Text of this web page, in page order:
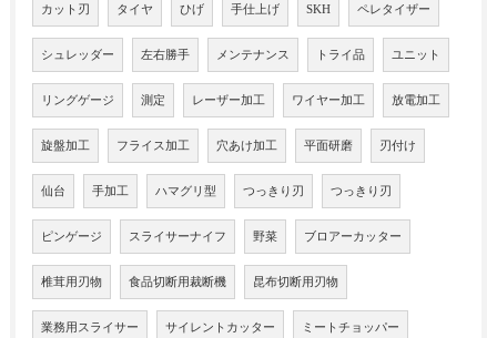
カット刃 タイヤ ひげ 手仕上げ SKH ペレタイザー
シュレッダー 左右勝手 メンテナンス トライ品 ユニット
リングゲージ 測定 レーザー加工 ワイヤー加工 放電加工
旋盤加工 フライス加工 穴あけ加工 平面研磨 刃付け
仙台 手加工 ハマグリ型 つっきり刃 つっきり刃
ピンゲージ スライサーナイフ 野菜 ブロアーカッター
椎茸用刃物 食品切断用裁断機 昆布切断用刃物
業務用スライサー サイレントカッター ミートチョッパー